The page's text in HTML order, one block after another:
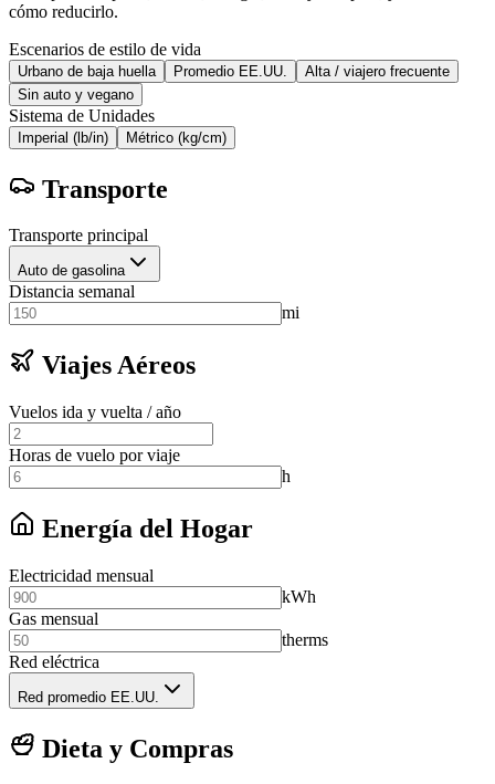
cómo reducirlo.
Escenarios de estilo de vida
Urbano de baja huella Promedio EE.UU.
Alta / viajero frecuente
Sin auto y vegano
Sistema de Unidades
Imperial (lb/in) Métrico (kg/cm)
Transporte
Transporte principal
Auto de gasolina
Distancia semanal
mi
Viajes Aéreos
Vuelos ida y vuelta / año
Horas de vuelo por viaje
h
Energía del Hogar
Electricidad mensual
kWh
Gas mensual
therms
Red eléctrica
Red promedio EE.UU.
Dieta y Compras